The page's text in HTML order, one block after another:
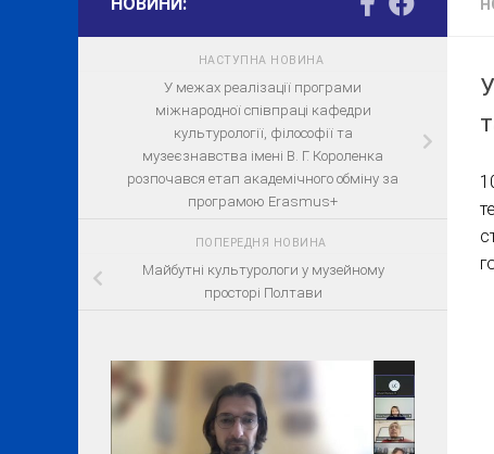
НАСТУПНА НОВИНА
У межах реалізації програми
міжнародної співпраці кафедри
культурології, філософії та
музеєзнавства імені В. Г. Короленка
розпочався етап академічного обміну за
програмою Erasmus+
ПОПЕРЕДНЯ НОВИНА
Майбутні культурологи у музейному
просторі Полтави